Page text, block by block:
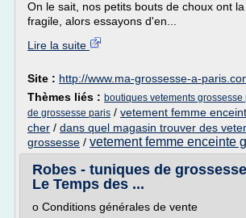
On le sait, nos petits bouts de choux ont
fragile, alors essayons d'en...
Lire la suite
Site : http://www.ma-grossesse-a-
Thèmes liés : boutiques vetements grossesse
de grossesse paris / vetement femme
cher / dans quel magasin trouver des
grossesse / vetement femme enceinte
Robes - tuniques de
Le Temps des ...
o Conditions générales de vente